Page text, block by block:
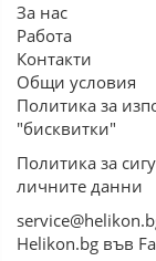
За нас
Работа
Контакти
Общи условия
Политика за
"бисквитки"
Политика за
личните данни
Helikon.bg във